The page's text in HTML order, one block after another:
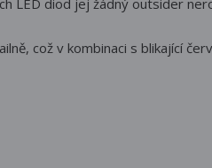
což v kombinaci s blikající